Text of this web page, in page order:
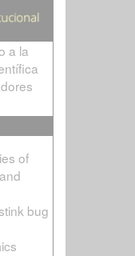
a la
of
bug